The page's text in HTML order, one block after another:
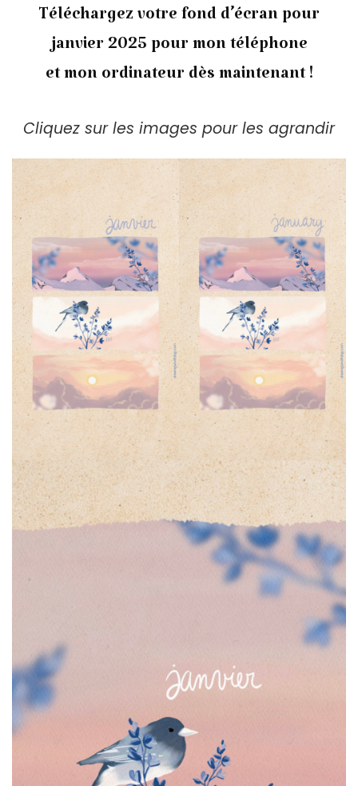
Téléchargez votre fond d’écran pour
janvier 2025 pour mon téléphone
et mon ordinateur dès maintenant !
Cliquez sur les images pour les agrandir